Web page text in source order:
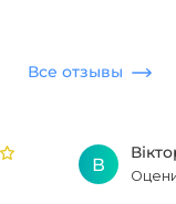
Все отзывы
В